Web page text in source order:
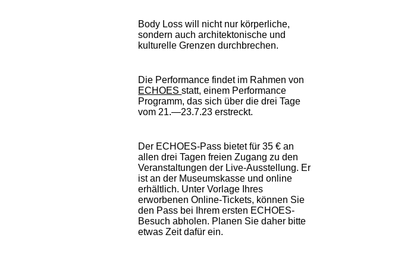
Body Loss will nicht nur körperliche,
sondern auch architektonische und
kulturelle Grenzen durchbrechen.
Die Performance findet im Rahmen von
ECHOESstatt, einem Performance
Programm, das sich über die drei Tage
vom 21.—23.7.23 erstreckt.
Der ECHOES-Pass bietet für 35 € an
allen drei Tagen freien Zugang zu den
Veranstaltungen der Live-Ausstellung. Er
ist an der Museumskasse und online
erhältlich. Unter Vorlage Ihres
erworbenen Online-Tickets, können Sie
den Pass bei Ihrem ersten ECHOES-
Besuch abholen. Planen Sie daher bitte
etwas Zeit dafür ein.